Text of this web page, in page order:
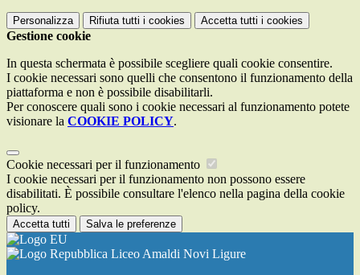
Personalizza Rifiuta tutti i cookies Accetta tutti i cookies
Gestione cookie
In questa schermata è possibile scegliere quali cookie consentire.
I cookie necessari sono quelli che consentono il funzionamento della
piattaforma e non è possibile disabilitarli.
Per conoscere quali sono i cookie necessari al funzionamento potete
visionare la COOKIE POLICY.
Cookie necessari per il funzionamento
I cookie necessari per il funzionamento non possono essere
disabilitati. È possibile consultare l'elenco nella pagina della cookie
policy.
Accetta tutti Salva le preferenze
Liceo Amaldi Novi Ligure